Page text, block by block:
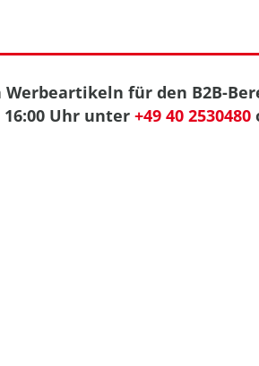
für den B2B-
Uhr unter +49 40 2530480